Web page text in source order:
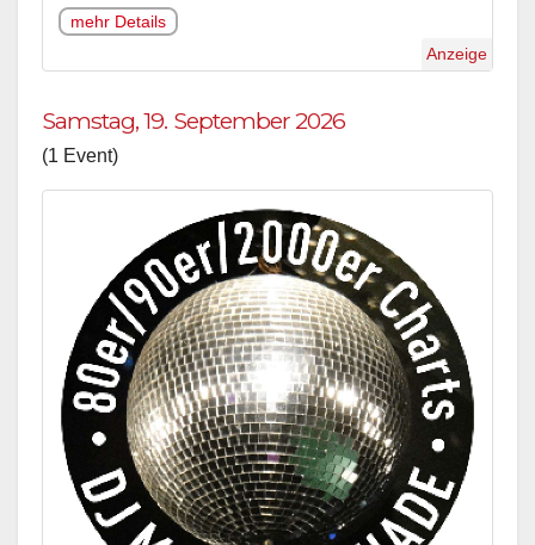
mehr Details
Anzeige
Samstag, 19. September 2026
(1 Event)